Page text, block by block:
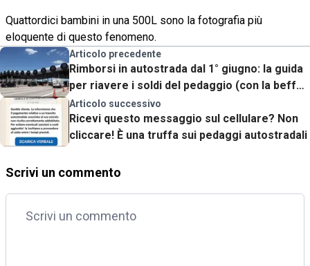
Quattordici bambini in una 500L sono la fotografia più
eloquente di questo fenomeno.
Articolo precedente
Rimborsi in autostrada dal 1° giugno: la guida
per riavere i soldi del pedaggio (con la beffa
finale)
Articolo successivo
Ricevi questo messaggio sul cellulare? Non
cliccare! È una truffa sui pedaggi autostradali
Scrivi un commento